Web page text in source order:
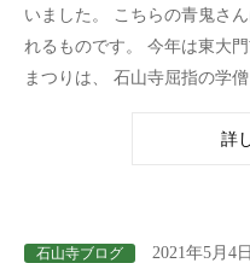
いました。 こちらの青鬼さ
れるものです。 今年は東大
まつりは、 石山寺屈指の学
詳
石山寺ブログ 2021年5月4日